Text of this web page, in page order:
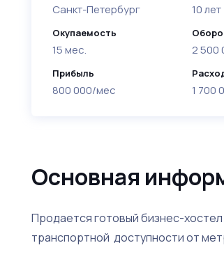
Санкт-Петербург
Окупаемость
15 мес.
Прибыль
800 000/мес
10 лет
2 500
1 700
Основная
Продается готовый бизнес-
транспортной доступности от